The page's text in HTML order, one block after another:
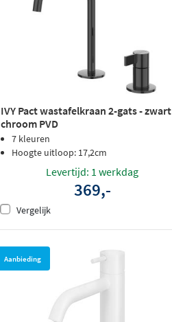
IVY Pact wastafelkraan 2-gats - zwart
chroom PVD
7 kleuren
Hoogte uitloop: 17,2cm
Levertijd: 1 werkdag
369,-
Vergelijk
Aanbieding